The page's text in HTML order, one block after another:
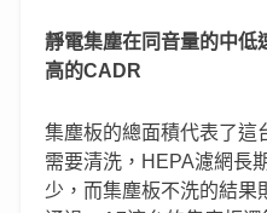
靜電集塵在同音量的中低
高的CADR
集塵板的總面積代表了這
需要清洗，HEPA濾網長
少，而集塵板不洗的結果